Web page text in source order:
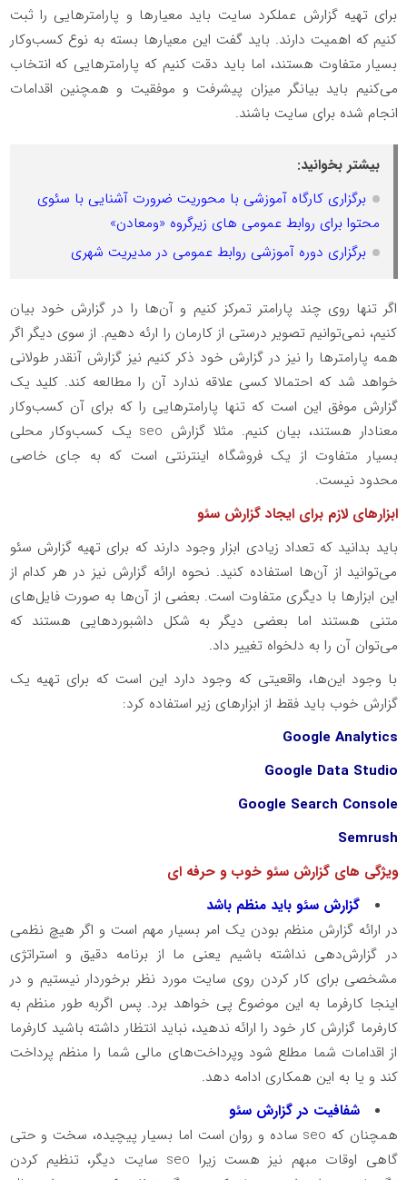
برای تهیه گزارش عملکرد سایت باید معیارها و پارامترهایی را ثبت
کنیم که اهمیت دارند. باید گفت این معیارها بسته به نوع کسب‌وکار
بسیار متفاوت هستند، اما باید دقت کنیم که پارامترهایی که انتخاب
می‌کنیم باید بیانگر میزان پیشرفت و موفقیت و همچنین اقدامات
انجام شده برای سایت باشند.
بیشتر بخوانید:
برگزاری کارگاه آموزشی با محوریت ضرورت آشنایی با سئوی
محتوا برای روابط عمومی های زیرگروه «ومعادن»
برگزاری دوره آموزشی روابط عمومی در مدیریت شهری
اگر تنها روی چند پارامتر تمرکز کنیم و آن‌ها را در گزارش خود بیان
کنیم، نمی‌توانیم تصویر درستی از کارمان را ارئه دهیم. از سوی دیگر اگر
همه پارامترها را نیز در گزارش خود ذکر کنیم نیز گزارش آنقدر طولانی
خواهد شد که احتمالا کسی علاقه ندارد آن را مطالعه کند. کلید یک
گزارش موفق این است که تنها پارامترهایی را که برای آن کسب‌وکار
معنادار هستند، بیان کنیم. مثلا گزارش seo یک کسب‌وکار محلی
بسیار متفاوت از یک فروشگاه اینترنتی است که به جای خاصی
محدود نیست.
ابزارهای لازم برای ایجاد گزارش سئو
باید بدانید که تعداد زیادی ابزار وجود دارند که برای تهیه گزارش سئو
می‌توانید از آن‌ها استفاده کنید. نحوه ارائه گزارش نیز در هر کدام از
این ابزارها با دیگری متفاوت است. بعضی از آن‌ها به صورت فایل‌های
متنی هستند اما بعضی دیگر به شکل داشبوردهایی هستند که
می‌توان آن را به دلخواه تغییر داد.
با وجود این‌ها، واقعیتی که وجود دارد این است که برای تهیه یک
گزارش خوب باید فقط از ابزارهای زیر استفاده کرد:
Google Analytics
Google Data Studio
Google Search Console
Semrush
ویژگی های گزارش سئو خوب و حرفه ای
گزارش سئو باید منظم باشد
در ارائه گزارش منظم بودن یک امر بسیار مهم است و اگر هیچ نظمی
در گزارش‌دهی نداشته باشیم یعنی ما از برنامه دقیق و استراتژی
مشخصی برای کار کردن روی سایت مورد نظر برخوردار نیستیم و در
اینجا کارفرما به این موضوع پی خواهد برد. پس اگربه طور منظم به
کارفرما گزارش کار خود را ارائه ندهید، نباید انتظار داشته باشید کارفرما
از اقدامات شما مطلع شود وپرداخت‌های مالی شما را منظم پرداخت
کند و یا به این همکاری ادامه دهد.
شفافیت در گزارش سئو
همچنان که seo ساده و روان است اما بسیار پیچیده، سخت و حتی
گاهی اوقات مبهم نیز هست زیرا seo سایت دیگر، تنظیم کردن